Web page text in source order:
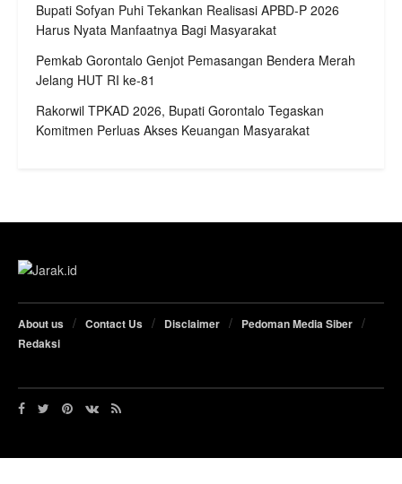
Bupati Sofyan Puhi Tekankan Realisasi APBD-P 2026
Harus Nyata Manfaatnya Bagi Masyarakat
Pemkab Gorontalo Genjot Pemasangan Bendera Merah
Jelang HUT RI ke-81
Rakorwil TPKAD 2026, Bupati Gorontalo Tegaskan
Komitmen Perluas Akses Keuangan Masyarakat
About us Contact Us Disclaimer
Pedoman Media Siber
Redaksi